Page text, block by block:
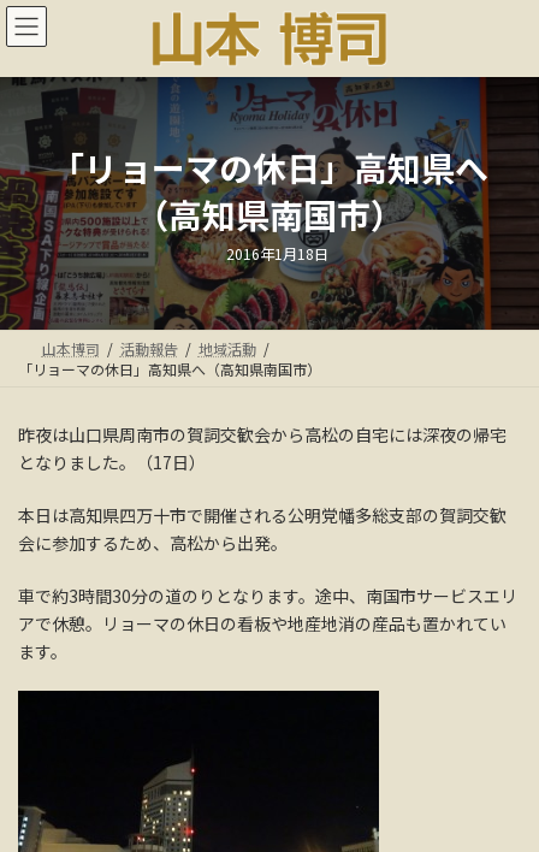
コ
ン
ン
キ
ッ
プ
ナ
ビ
ー
に
移
動
「リョーマの休日」高知県へ
（高知県南国市）
最
終
更
新
日
時
:
2016年1月18日
山本博司 活動報告
地域活動
「リョーマの休日」高知県へ（高知県南国市）
昨夜は山口県周南市の賀詞交歓会から高松の自宅には深夜の帰宅
となりました。（17日）
本日は高知県四万十市で開催される公明党幡多総支部の賀詞交歓
会に参加するため、高松から出発。
車で約3時間30分の道のりとなります。途中、南国市サービスエリ
アで休憩。リョーマの休日の看板や地産地消の産品も置かれてい
ます。